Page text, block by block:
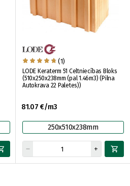
(1)
LODE Keraterm 51 Celtniecības Bloks
(510x250x238mm (pal 1.46m3) (Pilna
Autokrava 22 Paletes))
81.07 €/m3
250x510x238mm